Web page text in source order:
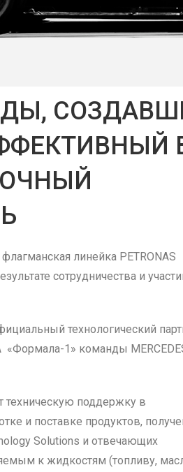
линейка PETRONAS
сотрудничества и
технологический
«Формала-1» команды
техническую поддержку в
и поставке продуктов,
Solutions и отвечающих
к жидкостям (топливу,